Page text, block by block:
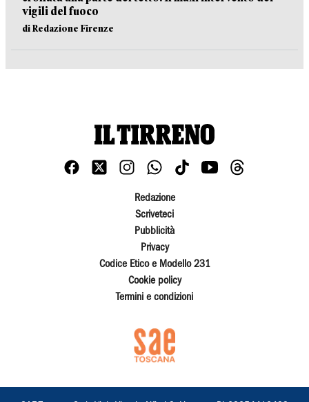
vigili del fuoco
di Redazione Firenze
Redazione
Scriveteci
Pubblicità
Privacy
Codice Etico e Modello 231
Cookie policy
Termini e condizioni